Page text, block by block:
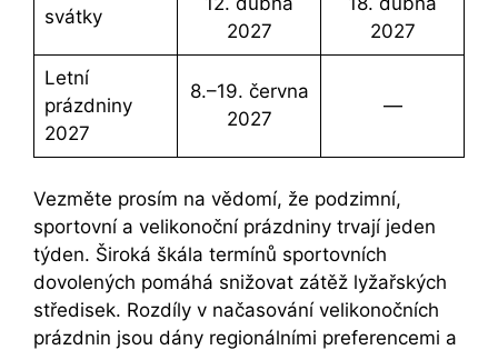
svátky
2027
2027
Letní
prázdniny
2027
8.–19. června
2027
—
Vezměte prosím na vědomí, že podzimní,
sportovní a velikonoční prázdniny trvají jeden
týden. Široká škála termínů sportovních
dovolených pomáhá snižovat zátěž lyžařských
středisek. Rozdíly v načasování velikonočních
prázdnin jsou dány regionálními preferencemi a